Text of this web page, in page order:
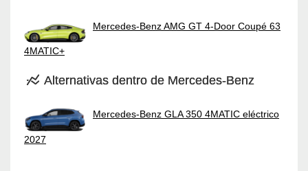
Mercedes-Benz AMG GT 4-Door Coupé 63
4MATIC+
Alternativas dentro de Mercedes-Benz
Mercedes-Benz GLA 350 4MATIC eléctrico
2027